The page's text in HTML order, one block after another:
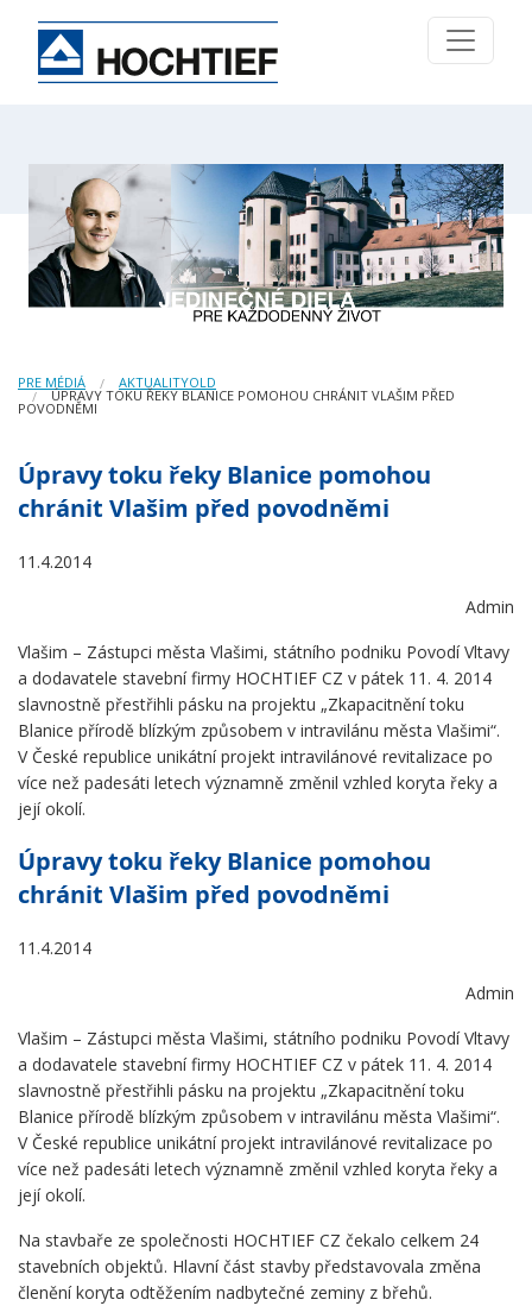
PRE MÉDIÁ AKTUALITYOLD
ÚPRAVY TOKU ŘEKY BLANICE POMOHOU CHRÁNIT VLAŠIM PŘED
POVODNĚMI
Úpravy toku řeky Blanice pomohou
chránit Vlašim před povodněmi
11.4.2014
Admin
Vlašim – Zástupci města Vlašimi, státního podniku Povodí Vltavy
a dodavatele stavební firmy HOCHTIEF CZ v pátek 11. 4. 2014
slavnostně přestřihli pásku na projektu „Zkapacitnění toku
Blanice přírodě blízkým způsobem v intravilánu města Vlašimi“.
V České republice unikátní projekt intravilánové revitalizace po
více než padesáti letech významně změnil vzhled koryta řeky a
její okolí.
Úpravy toku řeky Blanice pomohou
chránit Vlašim před povodněmi
11.4.2014
Admin
Vlašim – Zástupci města Vlašimi, státního podniku Povodí Vltavy
a dodavatele stavební firmy HOCHTIEF CZ v pátek 11. 4. 2014
slavnostně přestřihli pásku na projektu „Zkapacitnění toku
Blanice přírodě blízkým způsobem v intravilánu města Vlašimi“.
V České republice unikátní projekt intravilánové revitalizace po
více než padesáti letech významně změnil vzhled koryta řeky a
její okolí.
Na stavbaře ze společnosti HOCHTIEF CZ čekalo celkem 24
stavebních objektů. Hlavní část stavby představovala změna
členění koryta odtěžením nadbytečné zeminy z břehů.